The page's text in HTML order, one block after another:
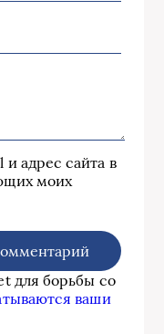
адрес сайта в
моих
для борьбы со
ваши